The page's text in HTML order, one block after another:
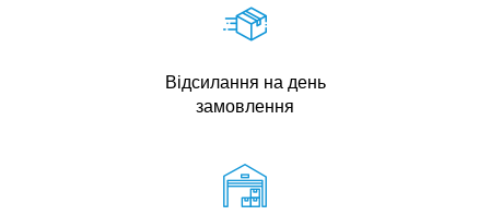
Відсилання на день
замовлення